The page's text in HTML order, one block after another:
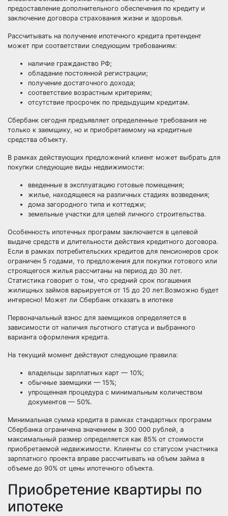
предоставление дополнительного обеспечения по кредиту и
заключение договора страхования жизни и здоровья.
Рассчитывать на получение ипотечного кредита претендент
может при соответствии следующим требованиям:
наличие гражданство РФ;
обладание постоянной регистрации;
получение достаточного дохода;
соответствие возрастным критериям;
отсутствие просрочек по предыдущим кредитам.
Сбербанк сегодня предъявляет определенные требования не
только к заемщику, но и приобретаемому на кредитные
средства объекту.
В рамках действующих предложений клиент может выбрать для
покупки следующие виды недвижимости:
введенные в эксплуатацию готовые помещения;
жилье, находящееся на различных стадиях возведения;
дома загородного типа и коттеджи;
земельные участки для целей личного строительства.
Особенность ипотечных программ заключается в целевой
выдаче средств и длительности действия кредитного договора.
Если в рамках потребительских кредитов для пенсионеров срок
ограничен 5 годами, то предложения для покупки готового или
строящегося жилья рассчитаны на период до 30 лет.
Статистика говорит о том, что средний срок погашения
жилищных займов варьируется от 15 до 20 лет.Возможно будет
интересно! Может ли Сбербанк отказать в ипотеке
Первоначальный взнос для заемщиков определяется в
зависимости от наличия льготного статуса и выбранного
варианта оформления кредита.
На текущий момент действуют следующие правила:
владельцы зарплатных карт — 10%;
обычные заемщики — 15%;
упрощенная процедура с минимальным количеством
документов — 50%.
Минимальная сумма кредита в рамках стандартных программ
Сбербанка ограничена значением в 300 000 рублей, а
максимальный размер определяется как 85% от стоимости
приобретаемой недвижимости. Клиенты со статусом участника
зарплатного проекта вправе рассчитывать на объем займа в
объеме до 90% от цены ипотечного объекта.
Приобретение квартиры по
ипотеке